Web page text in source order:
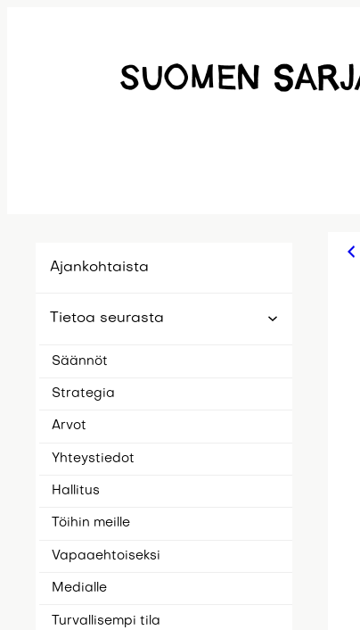
Ajankohtaista
Tietoa seurasta
Säännöt
Strategia
Arvot
Yhteystiedot
Hallitus
Töihin meille
Vapaaehtoiseksi
Medialle
Turvallisempi tila